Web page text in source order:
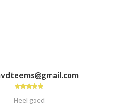
Heel goed